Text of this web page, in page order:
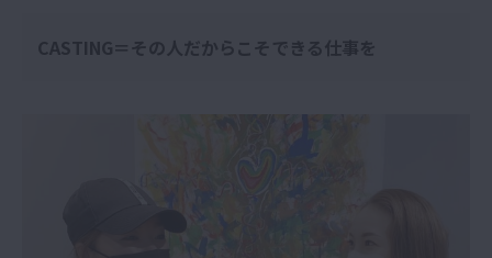
CASTING＝その人だからこそできる仕事を